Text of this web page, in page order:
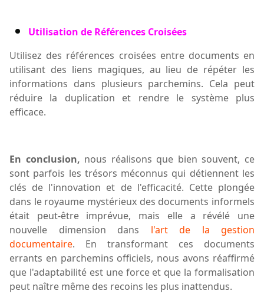
Utilisation de Références Croisées
Utilisez des références croisées entre documents en
utilisant des liens magiques, au lieu de répéter les
informations dans plusieurs parchemins. Cela peut
réduire la duplication et rendre le système plus
efficace.
En conclusion, nous réalisons que bien souvent, ce
sont parfois les trésors méconnus qui détiennent les
clés de l'innovation et de l'efficacité. Cette plongée
dans le royaume mystérieux des documents informels
était peut-être imprévue, mais elle a révélé une
nouvelle dimension dans l'art de la gestion
documentaire. En transformant ces documents
errants en parchemins officiels, nous avons réaffirmé
que l'adaptabilité est une force et que la formalisation
peut naître même des recoins les plus inattendus.